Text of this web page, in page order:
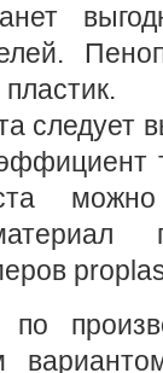
следует